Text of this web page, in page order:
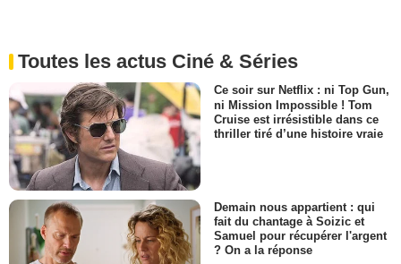
Toutes les actus Ciné & Séries
Ce soir sur Netflix : ni Top Gun,
ni Mission Impossible ! Tom
Cruise est irrésistible dans ce
thriller tiré d’une histoire vraie
Demain nous appartient : qui
fait du chantage à Soizic et
Samuel pour récupérer l'argent
? On a la réponse